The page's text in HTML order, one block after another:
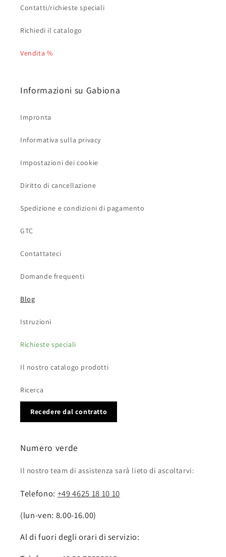
Contatti/richieste speciali
Richiedi il catalogo
Vendita %
Informazioni su Gabiona
Impronta
Informativa sulla privacy
Impostazioni dei cookie
Diritto di cancellazione
Spedizione e condizioni di pagamento
GTC
Contattateci
Domande frequenti
Blog
Istruzioni
Richieste speciali
Il nostro catalogo prodotti
Ricerca
Recedere dal contratto
Numero verde
Il nostro team di assistenza sarà lieto di ascoltarvi:
Telefono: +49 4625 18 10 10
(lun-ven: 8.00-16.00)
Al di fuori degli orari di servizio: